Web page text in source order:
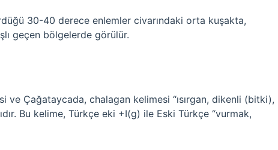
30-40 derece enlemler civarındaki orta kuşakta,
geçen bölgelerde görülür.
ve Çağataycada, chalagan kelimesi “ısırgan, dikenli (bitki),
Bu kelime, Türkçe eki +I(g) ile Eski Türkçe “vurmak,